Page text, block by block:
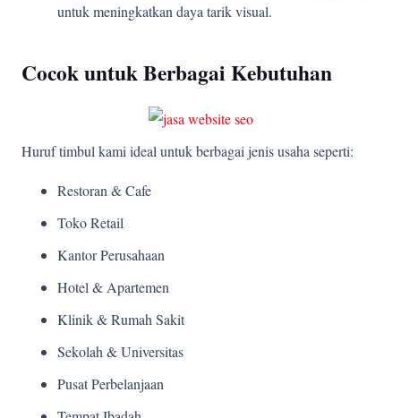
untuk meningkatkan daya tarik visual.
Cocok untuk Berbagai Kebutuhan
Huruf timbul kami ideal untuk berbagai jenis usaha seperti:
Restoran & Cafe
Toko Retail
Kantor Perusahaan
Hotel & Apartemen
Klinik & Rumah Sakit
Sekolah & Universitas
Pusat Perbelanjaan